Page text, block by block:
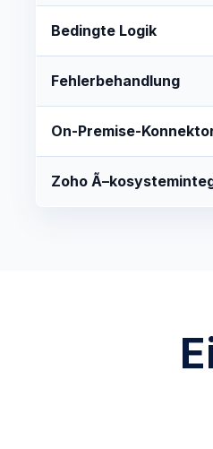
Bedingte Logik
Fehlerbehandlung
On-Premise-
Zoho